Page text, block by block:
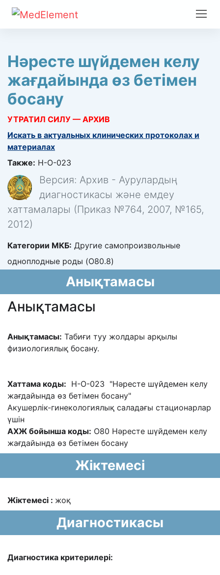
Нəресте шүйдемен келу
жағдайында өз бетімен
босану
УТРАТИЛ СИЛУ — АРХИВ
Искать в актуальных клинических протоколах и
материалах
Также: H-O-023
Версия: Архив - Аурулардың
диагностикасы және емдеу
хаттамалары (Приказ №764, 2007, №165,
2012)
Категории МКБ: Другие самопроизвольные
одноплодные роды (O80.8)
Анықтамасы
Анықтамасы
Анықтамасы: Табиғи туу жолдары арқылы
физиологиялық босану.
Хаттама коды: H-O-023 "Нəресте шүйдемен келу
жағдайында өз бетімен босану"
Акушерлік-гинекологиялық саладағы стационарлар
үшін
АХЖ бойынша коды: О80 Нəресте шүйдемен келу
жағдайында өз бетімен босану
Жіктемесі
Жіктемесі : жоқ
Диагностикасы
Диагностика критерилері: